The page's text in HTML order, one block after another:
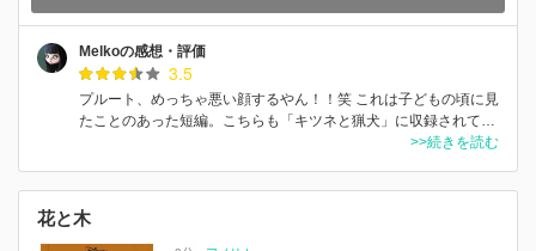
Melkoの感想・評価
3.5
プルート、めっちゃ悪い顔するやん！！笑 これは子どもの頃に見
たことのあった短編。こちらも「キツネと猟犬」に収録されて…
>>続きを読む
花と木